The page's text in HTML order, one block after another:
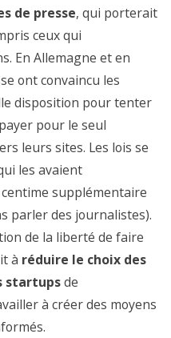
de presse, qui porterait
ceux qui
En Allemagne et en
ont convaincu les
disposition pour tenter
pour le seul
leurs sites. Les lois se
les avaient
supplémentaire
parler des journalistes).
de la liberté de faire
à réduire le choix des
startupsde
à créer des moyens